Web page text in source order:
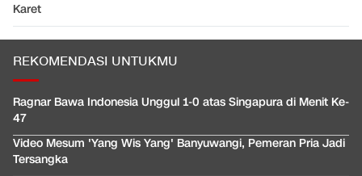
Karet
REKOMENDASI UNTUKMU
Ragnar Bawa Indonesia Unggul 1-0 atas Singapura di Menit Ke-
47
Video Mesum 'Yang Wis Yang' Banyuwangi, Pemeran Pria Jadi
Tersangka